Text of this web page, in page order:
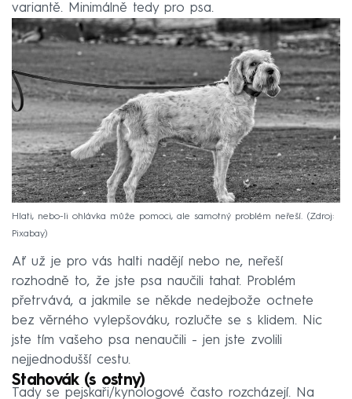
variantě. Minimálně tedy pro psa.
Hlati, nebo-li ohlávka může pomoci, ale samotný problém neřeší.
Zdroj:
Pixabay
Ať už je pro vás halti nadějí nebo ne, neřeší
rozhodně to, že jste psa naučili tahat. Problém
přetrvává, a jakmile se někde nedejbože octnete
bez věrného vylepšováku, rozlučte se s klidem. Nic
jste tím vašeho psa nenaučili - jen jste zvolili
nejjednodušší cestu.
Stahovák (s ostny)
Tady se pejskaři/kynologové často rozcházejí. Na